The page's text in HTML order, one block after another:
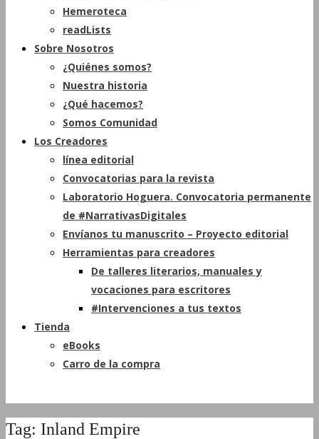
Hemeroteca
readLists
Sobre Nosotros
¿Quiénes somos?
Nuestra historia
¿Qué hacemos?
Somos Comunidad
Los Creadores
línea editorial
Convocatorias para la revista
Laboratorio Hoguera. Convocatoria permanente
de #NarrativasDigitales
Envíanos tu manuscrito – Proyecto editorial
Herramientas para creadores
De talleres literarios, manuales y
vocaciones para escritores
#Intervenciones a tus textos
Tienda
eBooks
Carro de la compra
Tag: Inland Empire